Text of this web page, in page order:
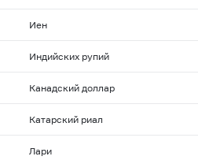
Иен
Индийских рупий
Канадский доллар
Катарский риал
Лари